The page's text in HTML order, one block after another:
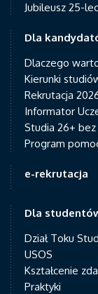
Jubileusz 25-
Dla
Dlaczego
Kierunki
Rekrutacja
Informator
Studia 26+
Program
e-rekrutacja
Dla
Dział Toku
USOS
Kształcenie
Praktyki